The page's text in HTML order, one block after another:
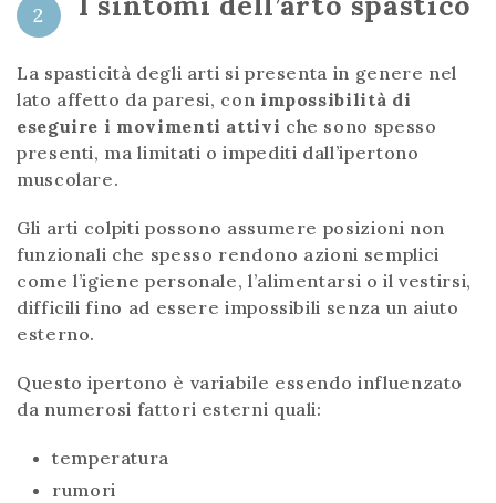
2
La spasticità degli arti si presenta in genere nel
lato affetto da paresi, con impossibilità di
eseguire i movimenti attivi che sono spesso
presenti, ma limitati o impediti dall’ipertono
muscolare.
Gli arti colpiti possono assumere posizioni non
funzionali che spesso rendono azioni semplici
come l’igiene personale, l’alimentarsi o il vestirsi,
difficili fino ad essere impossibili senza un aiuto
esterno.
Questo ipertono è variabile essendo influenzato
da numerosi fattori esterni quali:
temperatura
rumori